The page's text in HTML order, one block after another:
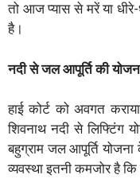
तो आज प्यास से मरें या
है।
नदी से जल आपूर्ति की
हाई कोर्ट को अवगत
शिवनाथ नदी से लिफ्टिंग
बहुग्राम जल आपूर्ति
व्यवस्था इतनी कमजोर है कि